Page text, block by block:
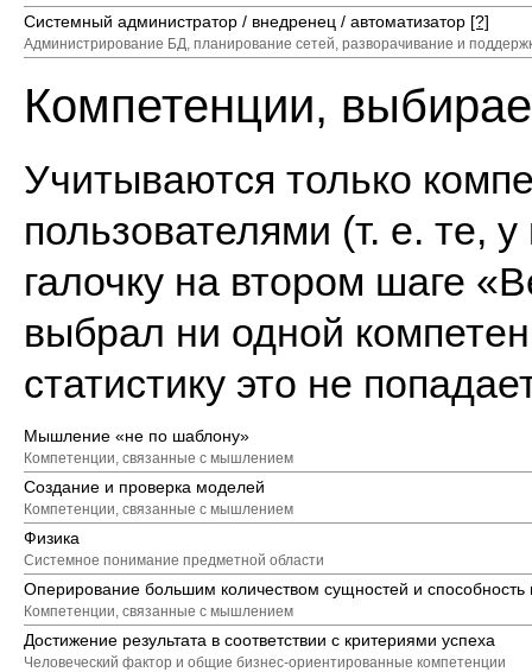
Системный администратор / внедренец / автоматизатор [?]
Администрирование БД, планирование сетей, разворачивание и
Компетенции,
Учитываются только
пользователями (т. е. те,
галочку на втором шаге
выбрал ни одной
статистику это не
Мышление «не по шаблону»
Компетенции, связанные с мышлением
Создание и проверка моделей
Компетенции, связанные с мышлением
Физика
Системное понимание предметной области
Оперирование большим количеством сущностей и способность
Компетенции, связанные с мышлением
Достижение результата в соответствии с критериями успеха
Человеческий фактор и общие бизнес-ориентированные компетенции